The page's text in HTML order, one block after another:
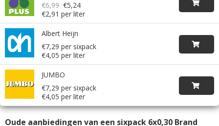
€6,99 €5,24
€2,91 per liter
Albert Heijn
€7,29 per sixpack
€4,05 per liter
JUMBO
€7,29 per sixpack
€4,05 per liter
Oude aanbiedingen van een sixpack 6x0,30 Brand